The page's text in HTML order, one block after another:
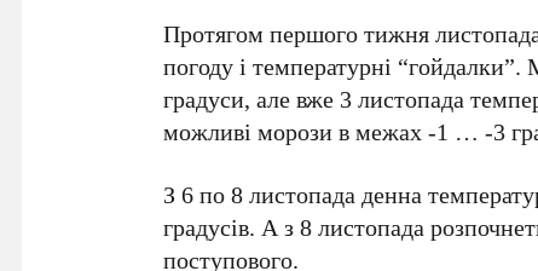
Протягом першого тижня
погоду і температурні
градуси, але вже 3 листопада
можливі морози в межах -1 … -3
З 6 по 8 листопада денна
градусів. А з 8 листопада
поступового.